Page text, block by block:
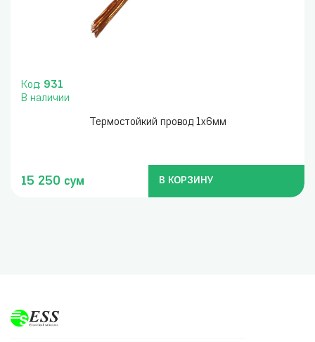
Код: 931
В наличии
Термостойкий провод 1х6мм
15 250 сум В КОРЗИНУ